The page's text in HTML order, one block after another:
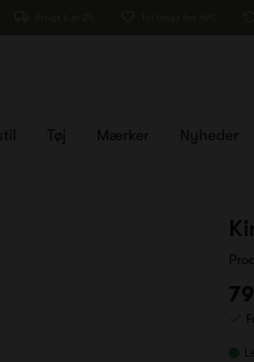
Tøj Mærker Nyheder